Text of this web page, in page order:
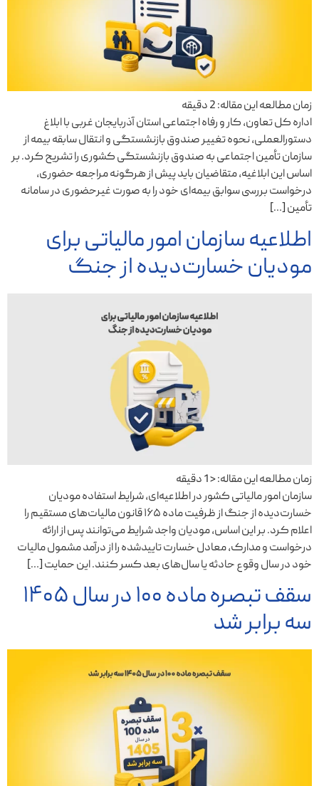
زمان مطالعه این مقاله:2دقیقه
اداره کل تعاون، کار و رفاه اجتماعی استان آذربایجان غربی با ابلاغ
دستورالعملی، نحوه تغییر صندوق بازنشستگی و انتقال سابقه بیمه از
سازمان تأمین اجتماعی به صندوق بازنشستگی کشوری را تشریح کرد. بر
اساس این ابلاغیه، متقاضیان باید پیش از هرگونه مراجعه حضوری،
درخواست بررسی سوابق بیمه‌ای خود را به صورت غیرحضوری در سامانه
تأمین […]
اطلاعیه سازمان امور مالیاتی برای
مودیان خسارت‌دیده از جنگ
زمان مطالعه این مقاله:< 1 دقیقه
سازمان امور مالیاتی کشور در اطلاعیه‌ای، شرایط استفاده مودیان
خسارت‌دیده از جنگ از ظرفیت ماده ۱۶۵ قانون مالیات‌های مستقیم را
اعلام کرد. بر این اساس، مودیان واجد شرایط می‌توانند پس از ارائه
درخواست و مدارک، معادل خسارت تاییدشده را از درآمد مشمول مالیات
خود در سال وقوع حادثه یا سال‌های بعد کسر کنند. این حمایت […]
سقف تبصره ماده ۱۰۰ در سال ۱۴۰۵
سه برابر شد